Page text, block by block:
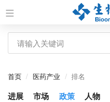
首页 医药产业 排名
进展 市场 政策 人物